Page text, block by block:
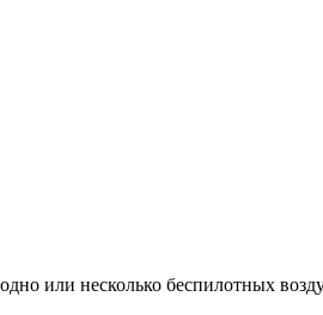
или несколько беспилотных